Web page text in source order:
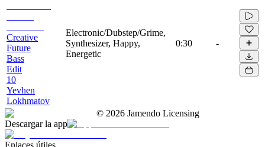
Creative
Future
Bass
Edit
10
Yevhen
Lokhmatov
Electronic/Dubstep/Grime,
Synthesizer, Happy,
Energetic
0:30 -
© 2026 Jamendo Licensing
Descargar la app
Enlaces útiles